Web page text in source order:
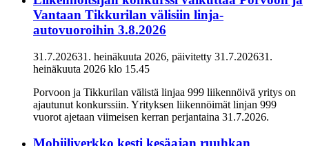
Vantaan Tikkurilan välisiin linja-
autovuoroihin 3.8.2026
31.7.202631. heinäkuuta 2026, päivitetty 31.7.202631.
heinäkuuta 2026 klo 15.45
Porvoon ja Tikkurilan välistä linjaa 999 liikennöivä yritys on
ajautunut konkurssiin. Yrityksen liikennöimät linjan 999
vuorot ajetaan viimeisen kerran perjantaina 31.7.2026.
Mobiiliverkko kesti kesäajan ruuhkan